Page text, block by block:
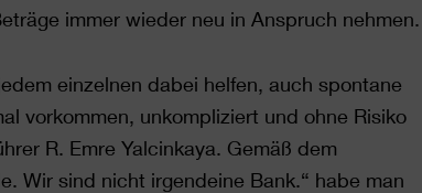
immer wieder neu in Anspruch nehmen.
einzelnen dabei helfen, auch spontane
vorkommen, unkompliziert und ohne Risiko
R. Emre Yalcinkaya. Gemäß dem
Wir sind nicht irgendeine Bank.“ habe man